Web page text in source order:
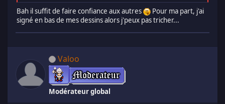
Bah il suffit de faire confiance aux autres
Pour ma part, j'ai
signé en bas de mes dessins alors j'peux pas tricher...
Valoo
Modérateur global